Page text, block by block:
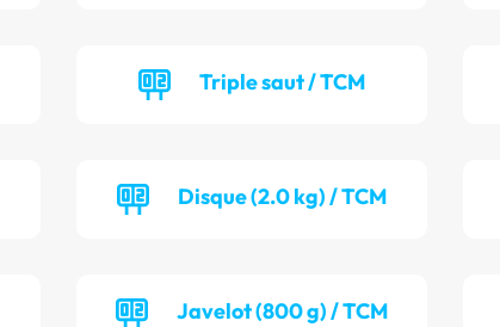
Triple saut / TCM
Disque (2.0 kg) / TCM
Javelot (800 g) / TCM